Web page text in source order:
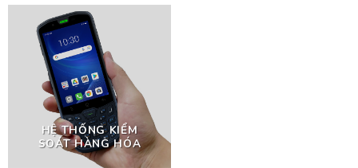
HỆ THỐNG KIỂM
SOÁT HÀNG HÓA